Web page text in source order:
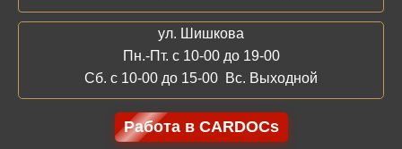
ул. Шишкова
Пн.-Пт. с 10-00 до 19-00
Сб. с 10-00 до 15-00 Вс. Выходной
Работа в CARDOCs